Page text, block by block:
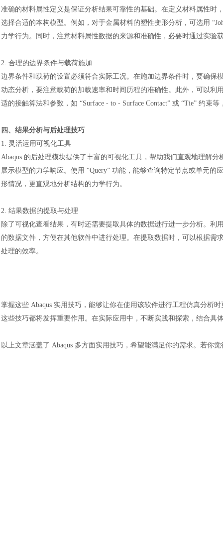
准确的材料属性定义是保证分析结果可靠性的基础。在定义材料属性
选择合适的本构模型。例如，对于金属材料的塑性变形分析，可选用
力学行为。同时，注意材料属性数据的来源和准确性，必要时通过实验
2. 合理的边界条件与载荷施加
边界条件和载荷的设置必须符合实际工况。在施加边界条件时，要确
动态分析，要注意载荷的加载速率和时间历程的准确性。此外，可以利
适的接触算法和参数，如 “Surface - to - Surface Contact” 或 “Tie” 约束
四、结果分析与后处理技巧
1. 灵活运用可视化工具
Abaqus 的后处理模块提供了丰富的可视化工具，帮助我们直观地理解
展示模型的力学响应。使用 “Query” 功能，能够查询特定节点或单元
形情况，更直观地分析结构的力学行为。
2. 结果数据的提取与处理
除了可视化查看结果，有时还需要提取具体的数据进行进一步分析。利
的数据文件，方便在其他软件中进行处理。在提取数据时，可以根据
处理的效率。
掌握这些 Abaqus 实用技巧，能够让你在使用该软件进行工程仿真分析
这些技巧都将发挥重要作用。在实际应用中，不断实践和探索，结合具
以上文章涵盖了 Abaqus 多方面实用技巧，希望能满足你的需求。若你